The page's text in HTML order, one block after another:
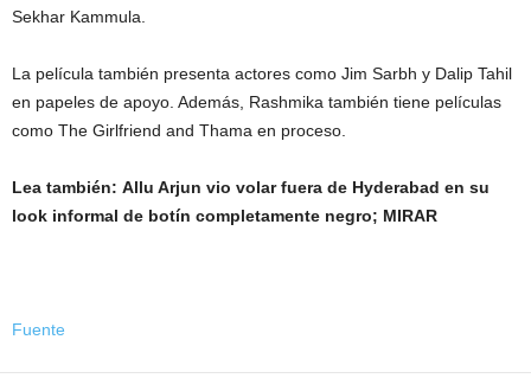
Sekhar Kammula.
La película también presenta actores como Jim Sarbh y Dalip Tahil
en papeles de apoyo. Además, Rashmika también tiene películas
como The Girlfriend and Thama en proceso.
Lea también: Allu Arjun vio volar fuera de Hyderabad en su
look informal de botín completamente negro; MIRAR
Fuente